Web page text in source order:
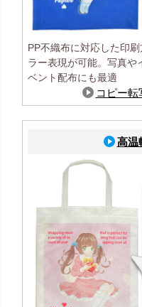
PP不織布に対応した印
ラー表現が可能。写真や
ベント配布にも最適
コピー転
高温